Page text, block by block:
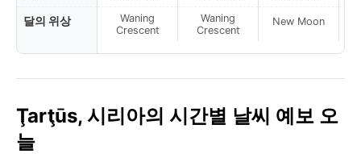
달의 위상
Waning
Crescent
Waning
Crescent
New Moon
Ţarţūs, 시리아의 시간별 날씨 예보 오
늘